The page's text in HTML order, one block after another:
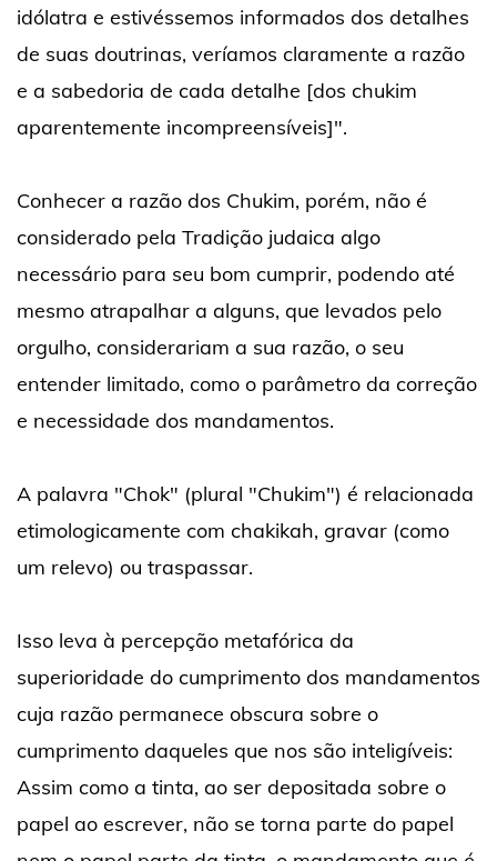
idólatra e estivéssemos informados dos detalhes
de suas doutrinas, veríamos claramente a razão
e a sabedoria de cada detalhe [dos chukim
aparentemente incompreensíveis]".
Conhecer a razão dos Chukim, porém, não é
considerado pela Tradição judaica algo
necessário para seu bom cumprir, podendo até
mesmo atrapalhar a alguns, que levados pelo
orgulho, considerariam a sua razão, o seu
entender limitado, como o parâmetro da correção
e necessidade dos mandamentos.
A palavra "Chok" (plural "Chukim") é relacionada
etimologicamente com chakikah, gravar (como
um relevo) ou traspassar.
Isso leva à percepção metafórica da
superioridade do cumprimento dos mandamentos
cuja razão permanece obscura sobre o
cumprimento daqueles que nos são inteligíveis:
Assim como a tinta, ao ser depositada sobre o
papel ao escrever, não se torna parte do papel